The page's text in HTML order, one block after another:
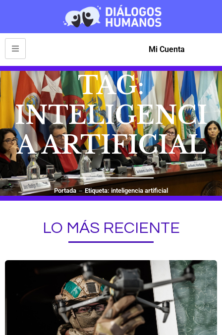
Mi Cuenta
TAG:
INTELIGENCI
A ARTIFICIAL
Portada Etiqueta: inteligencia artificial
LO MÁS RECIENTE